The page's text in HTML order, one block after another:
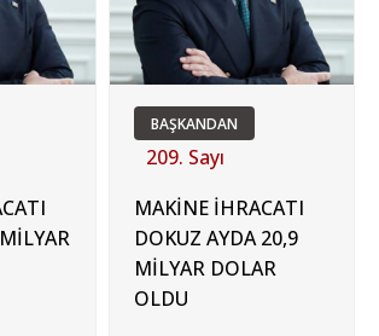
BAŞKANDAN
209. Sayı
MAKİNE İHRACATI
DOKUZ AYDA 20,9
MİLYAR DOLAR
OLDU